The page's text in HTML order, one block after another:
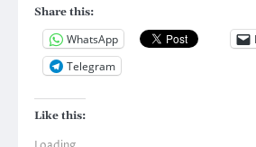
Share this:
WhatsApp
Telegram
Like this: